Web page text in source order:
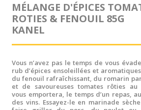
MÉLANGE D'ÉPICES
ROTIES & FENOUIL 85G
KANEL
Vous n’avez pas le temps de vous
rub d’épices ensoleillées et
du fenouil rafraîchissant, du romarin
et de savoureuses tomates rôties au
vous emportera, le temps d’un repas,
des vins. Essayez-le en marinade